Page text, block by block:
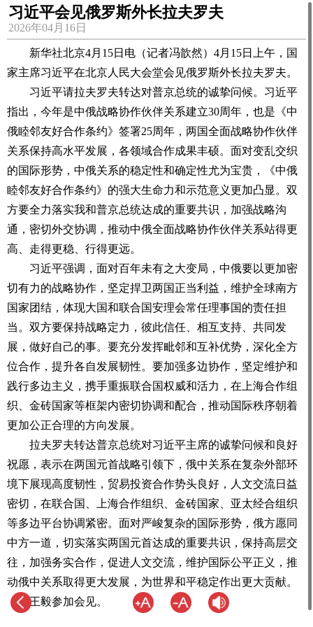
习近平会见俄罗斯外长拉夫罗夫
2026年04月16日
新华社北京4月15日电（记者冯歆然）4月15日上午，国
家主席习近平在北京人民大会堂会见俄罗斯外长拉夫罗夫。
习近平请拉夫罗夫转达对普京总统的诚挚问候。习近平
指出，今年是中俄战略协作伙伴关系建立30周年，也是《中
俄睦邻友好合作条约》签署25周年，两国全面战略协作伙伴
关系保持高水平发展，各领域合作成果丰硕。面对变乱交织
的国际形势，中俄关系的稳定性和确定性尤为宝贵，《中俄
睦邻友好合作条约》的强大生命力和示范意义更加凸显。双
方要全力落实我和普京总统达成的重要共识，加强战略沟
通，密切外交协调，推动中俄全面战略协作伙伴关系站得更
高、走得更稳、行得更远。
习近平强调，面对百年未有之大变局，中俄要以更加密
切有力的战略协作，坚定捍卫两国正当利益，维护全球南方
国家团结，体现大国和联合国安理会常任理事国的责任担
当。双方要保持战略定力，彼此信任、相互支持、共同发
展，做好自己的事。要充分发挥毗邻和互补优势，深化全方
位合作，提升各自发展韧性。要加强多边协作，坚定维护和
践行多边主义，携手重振联合国权威和活力，在上海合作组
织、金砖国家等框架内密切协调和配合，推动国际秩序朝着
更加公正合理的方向发展。
拉夫罗夫转达普京总统对习近平主席的诚挚问候和良好
祝愿，表示在两国元首战略引领下，俄中关系在复杂外部环
境下展现高度韧性，贸易投资合作势头良好，人文交流日益
密切，在联合国、上海合作组织、金砖国家、亚太经合组织
等多边平台协调紧密。面对严峻复杂的国际形势，俄方愿同
中方一道，切实落实两国元首达成的重要共识，保持高层交
往，加强务实合作，促进人文交流，维护国际公平正义，推
动俄中关系取得更大发展，为世界和平稳定作出更大贡献。
王毅参加会见。